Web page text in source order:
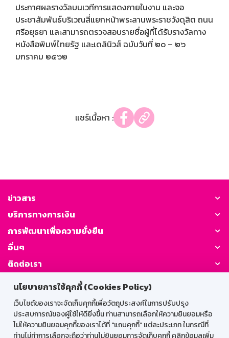
นโยบายการใช้คุกกี้ (Cookies Policy)
เว็บไซต์ของเราจะจัดเก็บคุกกี้เพื่อวัตถุประสงค์ในการปรับปรุง
ประสบการณ์ของผู้ใช้ให้ดียิ่งขึ้น ท่านสามารถเลือกให้ความยินยอมหรือ
ไม่ให้ความยินยอมคุกกี้ของเราได้ที่ "แถบคุกกี้” แต่ละประเภท ในกรณีที่
ท่านไม่ทำการเลือกจะถือว่าท่านไม่ยินยอมการจัดเก็บคุกกี้ คลิกข้อมูลเพิ่ม
ประกาศผลรางวัลบนเวทีการแสดงภายในงาน และจอ
ประชาสัมพันธ์บริเวณสี่แยกหน้าพระลานพระราชวังดุสิต ถนน
ศรีอยุธยา และสามารถตรวจสอบรายชื่อผู้ที่ได้รับรางวัลทาง
หนังสือพิมพ์ไทยรัฐ และเดลินิวส์ ฉบับวันที่ ๒๐ – ๒๖
มกราคม ๒๕๖๒
แชร์เนื้อหา :
ข่าวสาร
บริการทางการเงิน
การพัฒนาเพื่อความยั่งยืน
อื่นๆ
ติดต่อเรา
GSB Society:
สำหรับพนักงาน